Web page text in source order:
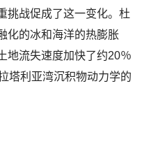
挑战促成了这一变化。杜
化的冰和海洋的热膨胀
地流失速度加快了约20％
塔利亚湾沉积物动力学的